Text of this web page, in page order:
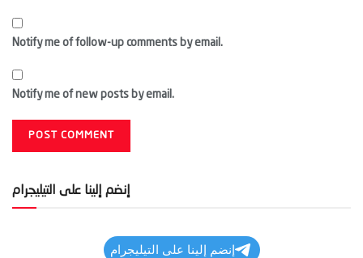
Notify me of follow-up comments by email.
Notify me of new posts by email.
إنضم إلينا على التيليجرام
إنضم إلينا على التيليجرام